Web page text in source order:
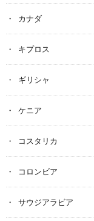
カナダ
キプロス
ギリシャ
ケニア
コスタリカ
コロンビア
サウジアラビア